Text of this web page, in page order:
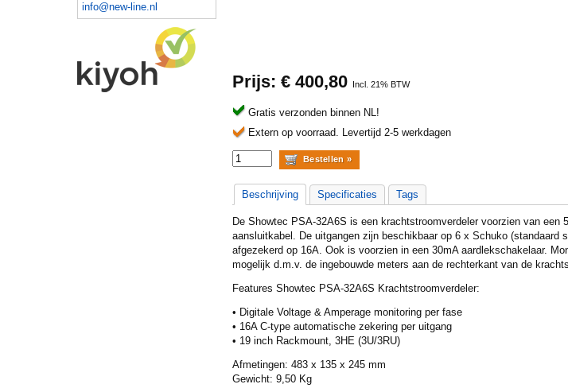
Prijs: € 400,80 Incl. 21% BTW
Gratis verzonden binnen NL!
Extern op voorraad. Levertijd 2-5 werkdagen
Beschrijving Specificaties Tags
De Showtec PSA-32A6S is een krachtstroomverdeler voorzien van een
aansluitkabel. De uitgangen zijn beschikbaar op 6 x Schuko (standaard
afgezekerd op 16A. Ook is voorzien in een 30mA aardlekschakelaar.
mogelijk d.m.v. de ingebouwde meters aan de rechterkant van de
Features Showtec PSA-32A6S Krachtstroomverdeler:
• Digitale Voltage & Amperage monitoring per fase
• 16A C-type automatische zekering per uitgang
• 19 inch Rackmount, 3HE (3U/3RU)
Afmetingen: 483 x 135 x 245 mm
Gewicht: 9,50 Kg
info@new-line.nl